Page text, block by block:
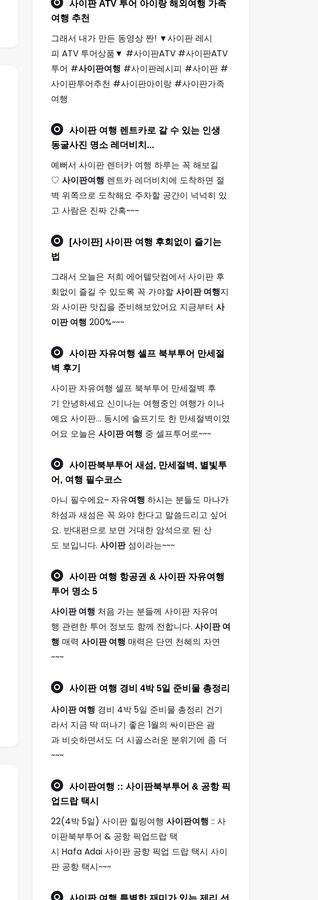
사이판ATV 투어 아이랑 해외 여행 가족
여행 추천
그래서 내가 만든 동영상 짠! ▼사이판 레시
피 ATV 투어상품▼ #사이판ATV #사이판ATV
투어 #사이판여행 #사이판레시피 #사이판 #
사이판투어추천 #사이판아이랑 #사이판가족
여행
사이판 여행 렌트카로 갈 수 있는 인생
동굴사진 명소 레더비치...
예뻐서 사이판 렌터카 여행 하루는 꼭 해보길
♡ 사이판여행 렌트카 레더비치에 도착하면 절
벽 위쪽으로 도착해요 주차할 공간이 넉넉히 있
고 사람은 진짜 간혹~~~
[사이판] 사이판 여행 후회없이 즐기는
법
그래서 오늘은 저희 에어텔닷컴에서 사이판 후
회없이 즐길 수 있도록 꼭 가야할 사이판 여행지
와 사이판 맛집을 준비해보았어요 지금부터 사
이판 여행 200%~~~
사이판자유여행 셀프 북부투어 만세절
벽 후기
사이판 자유여행 셀프 북부투어 만세절벽 후
기 안녕하세요 신이나는 여행중인 여행가 이나
예요 사이판... 동시에 슬프기도 한 만세절벽이였
어요 오늘은 사이판 여행 중 셀프투어로~~~
사이판북부투어 새섬, 만세절벽, 별빛투
어, 여행 필수코스
아니 필수에요~ 자유여행 하시는 분들도 마나가
하섬과 새섬은 꼭 와야 한다고 말씀드리고 싶어
요. 반대편으로 보면 거대한 암석으로 된 산
도 보입니다. 사이판섬이라는~~~
사이판 여행 항공권 & 사이판 자유여행
투어 명소 5
사이판 여행 처음 가는 분들께 사이판 자유여
행 관련한 투어 정보도 함께 전합니다. 사이판 여
행 매력 사이판 여행 매력은 단연 천혜의 자연
~~~
사이판 여행 경비 4박 5일 준비물 총정리
사이판 여행 경비 4박 5일 준비물 총정리 건기
라서 지금 딱 떠나기 좋은 1월의 싸이판은 괌
과 비슷하면서도 더 시골스러운 분위기에 좀 더
~~~
사이판여행 :: 사이판북부투어 & 공항 픽
업드랍 택시
22(4박 5일) 사이판 힐링여행 사이판여행 :: 사
이판북부투어 & 공항 픽업드랍 택
시 Hafa Adai 사이판 공항 픽업 드랍 택시 사이
판 공항 택시~~~